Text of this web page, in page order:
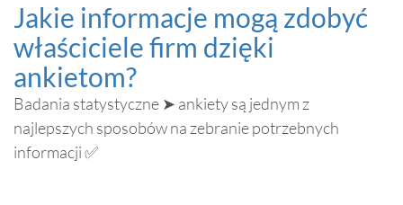
Jakie informacje mogą zdobyć
właściciele firm dzięki
ankietom?
Badania statystyczne ➤ ankiety są jednym z
najlepszych sposobów na zebranie potrzebnych
informacji ✅